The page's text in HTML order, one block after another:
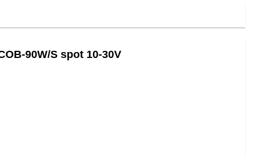
90W/S spot 10-30V